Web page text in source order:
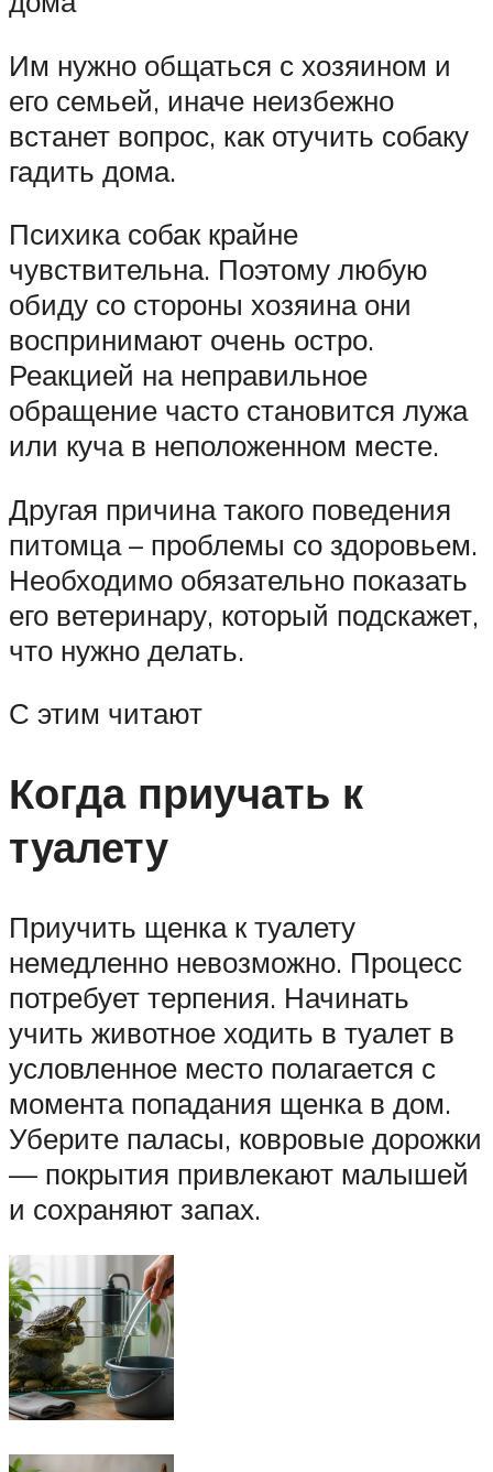
Им нужно общаться с хозяином и
его семьей, иначе неизбежно
встанет вопрос, как отучить собаку
гадить дома.
Психика собак крайне
чувствительна. Поэтому любую
обиду со стороны хозяина они
воспринимают очень остро.
Реакцией на неправильное
обращение часто становится лужа
или куча в неположенном месте.
Другая причина такого поведения
питомца – проблемы со здоровьем.
Необходимо обязательно показать
его ветеринару, который подскажет,
что нужно делать.
С этим читают
Когда приучать к
туалету
Приучить щенка к туалету
немедленно невозможно. Процесс
потребует терпения. Начинать
учить животное ходить в туалет в
условленное место полагается с
момента попадания щенка в дом.
Уберите паласы, ковровые дорожки
— покрытия привлекают малышей
и сохраняют запах.